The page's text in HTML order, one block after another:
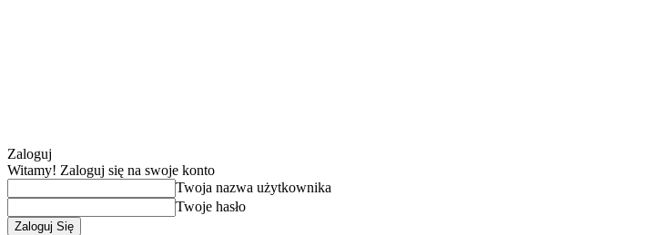
Zaloguj
Witamy! Zaloguj się na swoje konto
Twoja nazwa użytkownika
Twoje hasło